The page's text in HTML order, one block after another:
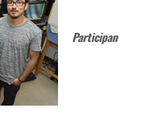
Participan